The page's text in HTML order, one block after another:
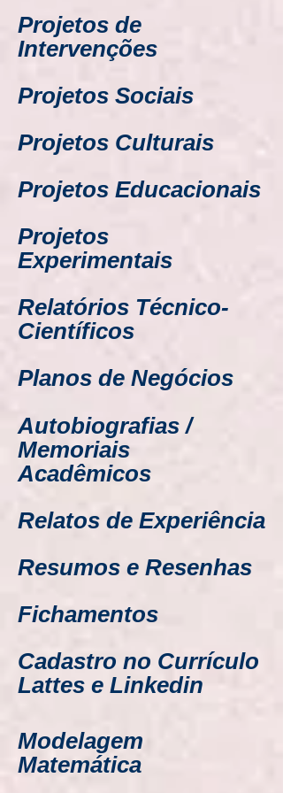
Projetos de
Intervenções
Projetos Sociais
Projetos Culturais
Projetos Educacionais
Projetos
Experimentais
Relatórios Técnico-
Científicos
Planos de Negócios
Autobiografias /
Memoriais
Acadêmicos
Relatos de Experiência
Resumos e Resenhas
Fichamentos
Cadastro no Currículo
Lattes e Linkedin
Modelagem
Matemática